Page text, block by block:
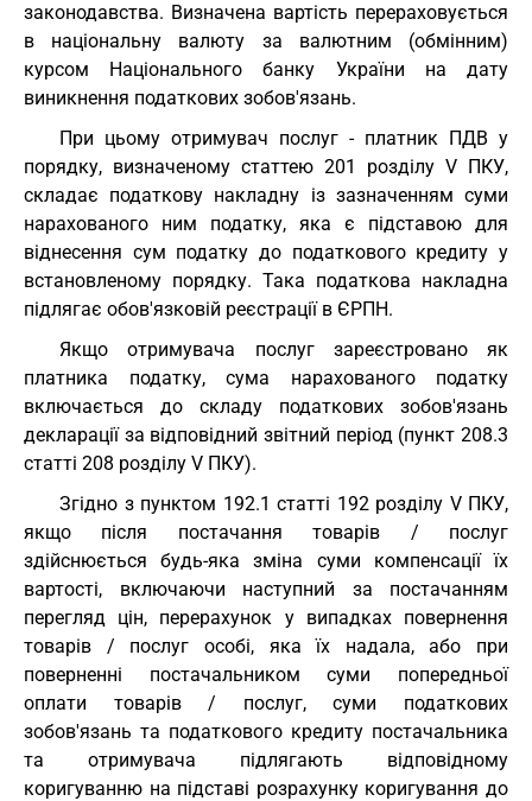
законодавства. Визначена вартість перераховується
в національну валюту за валютним (обмінним)
курсом Національного банку України на дату
виникнення податкових зобов'язань.
При цьому отримувач послуг - платник ПДВ у
порядку, визначеному статтею 201 розділу V ПКУ,
складає податкову накладну із зазначенням суми
нарахованого ним податку, яка є підставою для
віднесення сум податку до податкового кредиту у
встановленому порядку. Така податкова накладна
підлягає обов'язковій реєстрації в ЄРПН.
Якщо отримувача послуг зареєстровано як
платника податку, сума нарахованого податку
включається до складу податкових зобов'язань
декларації за відповідний звітний період (пункт 208.3
статті 208 розділу V ПКУ).
Згідно з пунктом 192.1 статті 192 розділу V ПКУ,
якщо після постачання товарів / послуг
здійснюється будь-яка зміна суми компенсації їх
вартості, включаючи наступний за постачанням
перегляд цін, перерахунок у випадках повернення
товарів / послуг особі, яка їх надала, або при
поверненні постачальником суми попередньої
оплати товарів / послуг, суми податкових
зобов'язань та податкового кредиту постачальника
та отримувача підлягають відповідному
коригуванню на підставі розрахунку коригування до